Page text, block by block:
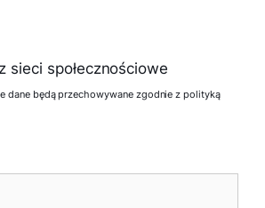
sieci społecznościowe
dane będą przechowywane zgodnie z polityką